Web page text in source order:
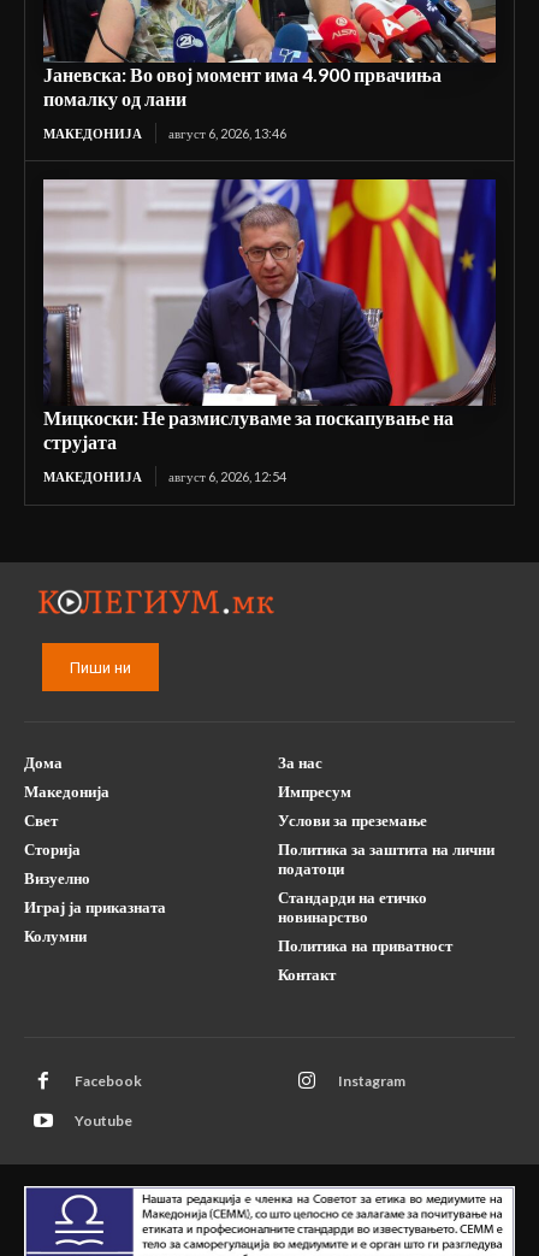
Јаневска: Во овој момент има 4.900 првачиња
помалку од лани
МАКЕДОНИЈА август 6, 2026, 13:46
Мицкоски: Не размислуваме за поскапување на
струјата
МАКЕДОНИЈА август 6, 2026, 12:54
Пиши ни
Дома
Македонија
Свет
Сторија
Визуелно
Играј ја приказната
Колумни
За нас
Импресум
Услови за преземање
Политика за заштита на лични
податоци
Стандарди на етичко
новинарство
Политика на приватност
Контакт
Facebook Instagram
Youtube